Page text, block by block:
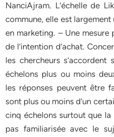
NanciAjram. L’échelle de
commune, elle est
en marketing. – Une
de l’intention d’achat.
les chercheurs
échelons plus ou moins
les réponses peuvent être
sont plus ou moins d’un
cinq échelons surtout que la
pas familiarisée avec le